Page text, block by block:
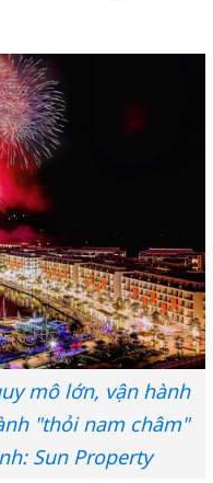
mô lớn, vận hành
"thỏi nam châm"
Sun Property